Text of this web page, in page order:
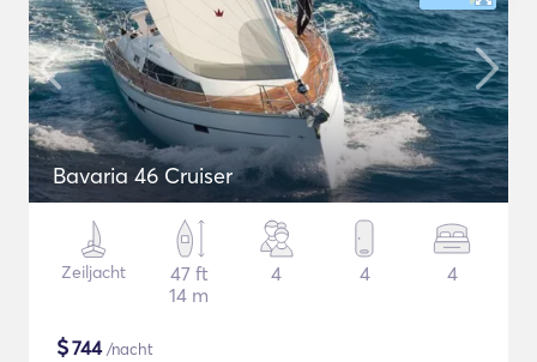
Bavaria 46 Cruiser
Zeiljacht
47 ft
14 m
4 4 4
$744/nacht